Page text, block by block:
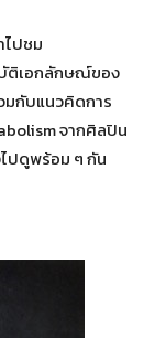
ปชม
ติเอกลักษณ์ของ
มกับแนวคิดการ
จากศิลปิน
ปดูพร้อม ๆ กัน